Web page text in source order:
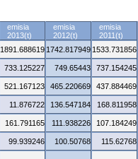
emisia
2013(t)
emisia
2012(t)
emisia
2011(t)
1891.688619 1742.817949 1533.731856
733.125227 749.65443 737.154245
521.167123 465.220669 437.884469
11.876722 136.547184 168.811958
161.791165 111.938226 107.184249
99.939246 100.50768 115.62768